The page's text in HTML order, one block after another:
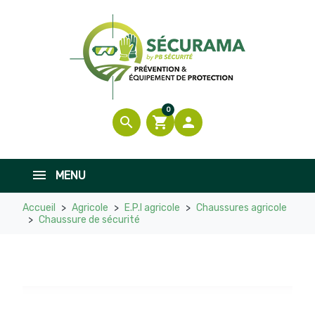
search shopping_cart
0

MENU
Accueil Agricole E.P.I agricole
Chaussures agricole
Chaussure de sécurité